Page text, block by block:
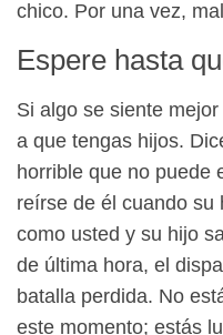
chico. Por una vez,
Espere hasta
Si algo se siente
a que tengas hijos.
horrible que no puede
reírse de él cuando su
como usted y su hijo
de última hora, el
batalla perdida. No
este momento; estás